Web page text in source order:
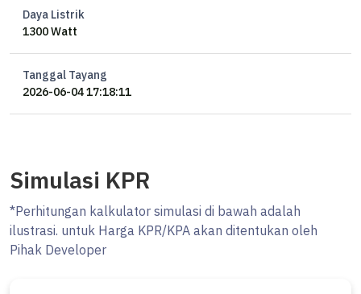
Daya Listrik
1300 Watt
Tanggal Tayang
2026-06-04 17:18:11
Simulasi KPR
*Perhitungan kalkulator simulasi di bawah adalah
ilustrasi. untuk Harga KPR/KPA akan ditentukan oleh
Pihak Developer